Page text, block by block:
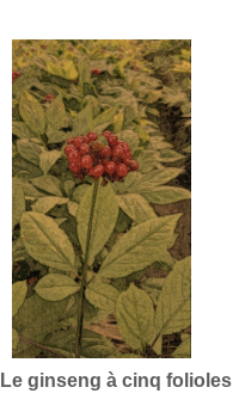
Le ginseng à cinq folioles